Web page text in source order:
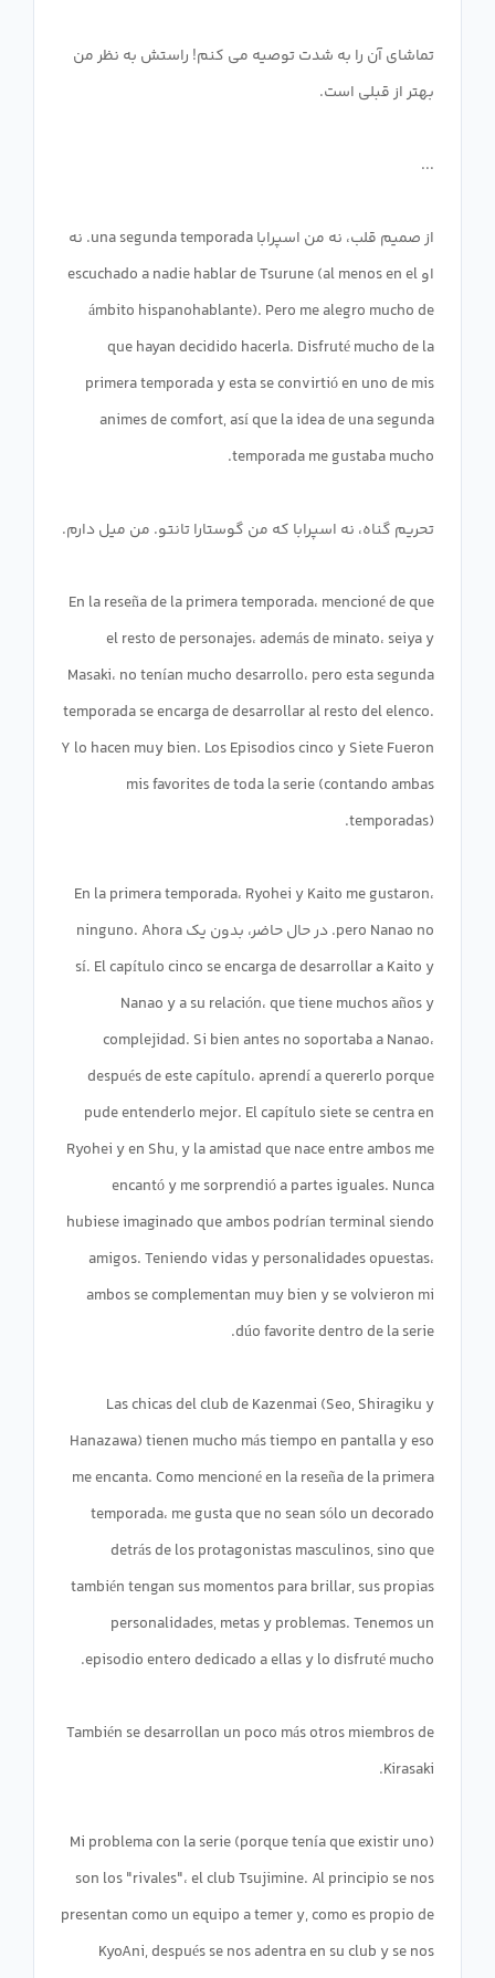
تماشای آن را به شدت توصیه می کنم! راستش به نظر من
از صمیم قلب، نه من اسپرابا una segunda temporada. نه
او escuchado a nadie hablar de Tsurune (al menos en el
ámbito hispanohablante). Pero me alegro mucho de
que hayan decidido hacerla. Disfruté mucho de la
primera temporada y esta se convirtió en uno de mis
animes de comfort, así que la idea de una segunda
En la reseña de la primera temporada، mencioné de que
el resto de personajes، además de minato، seiya y
Masaki، no tenían mucho desarrollo، pero esta segunda
temporada se encarga de desarrollar al resto del elenco.
Y lo hacen muy bien. Los Episodios cinco y Siete Fueron
mis favorites de toda la serie (contando ambas
En la primera temporada، Ryohei y Kaito me gustaron،
pero Nanao no. در حال حاضر، بدون یک ninguno. Ahora
sí. El capítulo cinco se encarga de desarrollar a Kaito y
Nanao y a su relación، que tiene muchos años y
complejidad. Si bien antes no soportaba a Nanao،
después de este capítulo، aprendí a quererlo porque
pude entenderlo mejor. El capítulo siete se centra en
Ryohei y en Shu, y la amistad que nace entre ambos me
encantó y me sorprendió a partes iguales. Nunca
hubiese imaginado que ambos podrían terminal siendo
amigos. Teniendo vidas y personalidades opuestas،
ambos se complementan muy bien y se volvieron mi
Las chicas del club de Kazenmai (Seo, Shiragiku y
Hanazawa) tienen mucho más tiempo en pantalla y eso
me encanta. Como mencioné en la reseña de la primera
temporada، me gusta que no sean sólo un decorado
detrás de los protagonistas masculinos, sino que
también tengan sus momentos para brillar, sus propias
personalidades, metas y problemas. Tenemos un
También se desarrollan un poco más otros miembros de
Mi problema con la serie (porque tenía que existir uno)
son los "rivales"، el club Tsujimine. Al principio se nos
presentan como un equipo a temer y, como es propio de
KyoAni, después se nos adentra en su club y se nos